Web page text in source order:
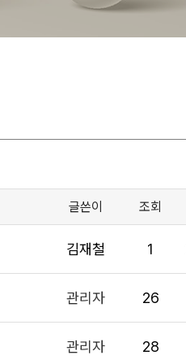
글쓴이 조회
김재철 1
관리자 26
관리자 28